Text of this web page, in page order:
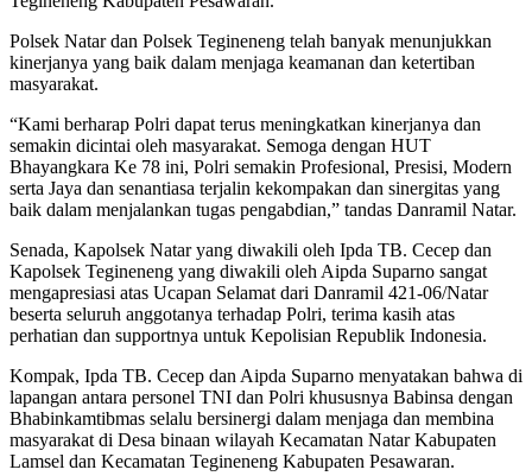
Polsek Natar dan Polsek Tegineneng telah banyak menunjukkan
kinerjanya yang baik dalam menjaga keamanan dan ketertiban
masyarakat.
“Kami berharap Polri dapat terus meningkatkan kinerjanya dan
semakin dicintai oleh masyarakat. Semoga dengan HUT
Bhayangkara Ke 78 ini, Polri semakin Profesional, Presisi, Modern
serta Jaya dan senantiasa terjalin kekompakan dan sinergitas yang
baik dalam menjalankan tugas pengabdian,” tandas Danramil Natar.
Senada, Kapolsek Natar yang diwakili oleh Ipda TB. Cecep dan
Kapolsek Tegineneng yang diwakili oleh Aipda Suparno sangat
mengapresiasi atas Ucapan Selamat dari Danramil 421-06/Natar
beserta seluruh anggotanya terhadap Polri, terima kasih atas
perhatian dan supportnya untuk Kepolisian Republik Indonesia.
Kompak, Ipda TB. Cecep dan Aipda Suparno menyatakan bahwa di
lapangan antara personel TNI dan Polri khususnya Babinsa dengan
Bhabinkamtibmas selalu bersinergi dalam menjaga dan membina
masyarakat di Desa binaan wilayah Kecamatan Natar Kabupaten
Lamsel dan Kecamatan Tegineneng Kabupaten Pesawaran.